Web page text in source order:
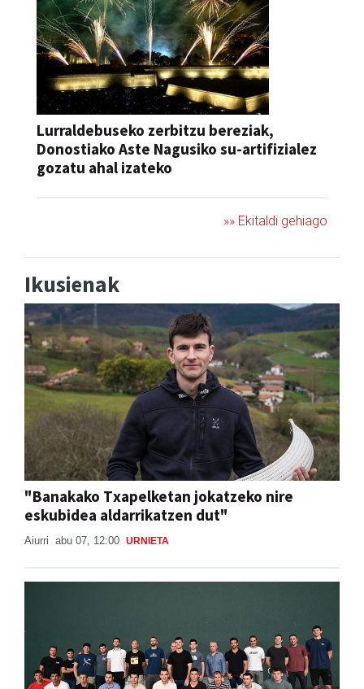
Lurraldebuseko zerbitzu bereziak,
Donostiako Aste Nagusiko su-artifizialez
gozatu ahal izateko
»» Ekitaldi gehiago
Ikusienak
"Banakako Txapelketan jokatzeko nire
eskubidea aldarrikatzen dut"
Aiurri abu 07, 12:00 URNIETA